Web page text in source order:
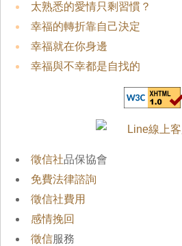
太熟悉的愛情只剩習慣？
幸福的轉折靠自己決定
幸福就在你身邊
幸福與不幸都是自找的
徵信社品保協會
免費法律諮詢
徵信社費用
感情挽回
徵信服務